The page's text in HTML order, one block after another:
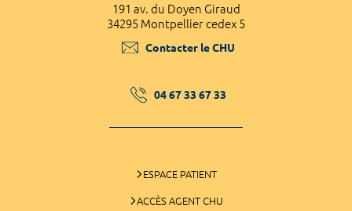
191 av. du Doyen Giraud
34295 Montpellier cedex 5
Contacter le CHU
04 67 33 67 33
ESPACE PATIENT
ACCÈS AGENT CHU